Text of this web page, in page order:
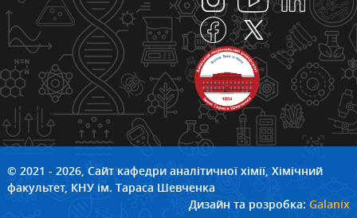
© 2021 - 2026, Сайт кафедри аналітичної хімії, Хімічний
факультет, КНУ ім. Тараса Шевченка
Дизайн та розробка:Galanix